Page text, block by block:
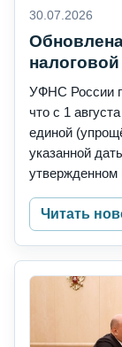
30.07.2026
УФНС России
что с 1
единой
указанной
Читать